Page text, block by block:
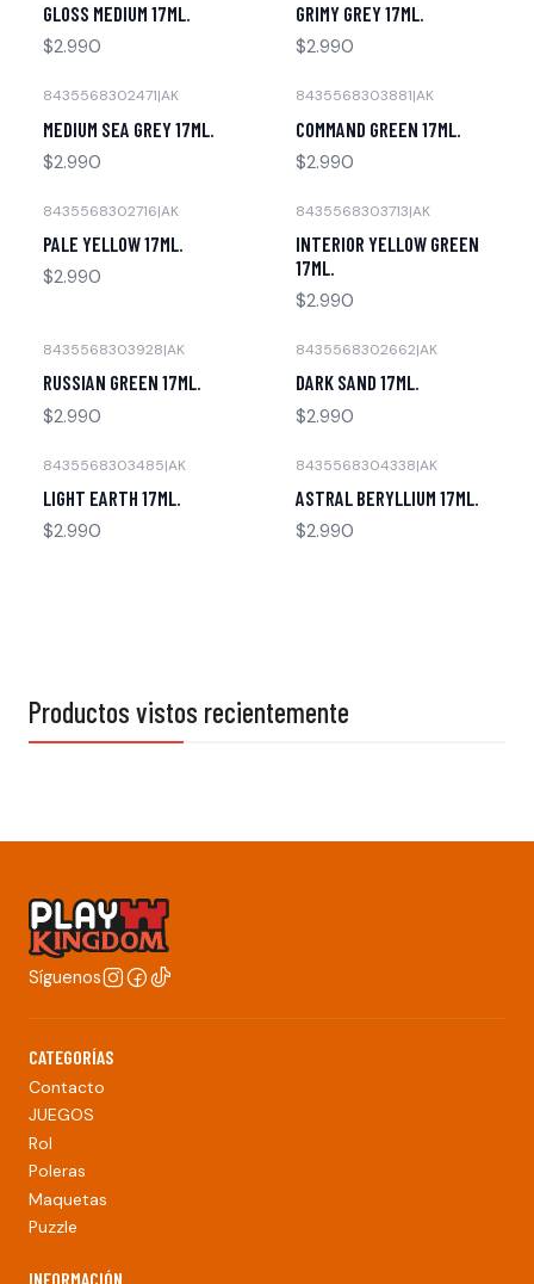
GLOSS MEDIUM 17ML.
$2.990
GRIMY GREY 17ML.
$2.990
8435568302471|AK
MEDIUM SEA GREY 17ML.
$2.990
8435568303881|AK
COMMAND GREEN 17ML.
$2.990
8435568302716|AK
PALE YELLOW 17ML.
$2.990
8435568303713|AK
INTERIOR YELLOW GREEN
17ML.
$2.990
8435568303928|AK
RUSSIAN GREEN 17ML.
$2.990
8435568302662|AK
DARK SAND 17ML.
$2.990
8435568303485|AK
LIGHT EARTH 17ML.
$2.990
8435568304338|AK
ASTRAL BERYLLIUM 17ML.
$2.990
Productos vistos recientemente
Síguenos
CATEGORÍAS
Contacto
JUEGOS
Rol
Poleras
Maquetas
Puzzle
INFORMACIÓN